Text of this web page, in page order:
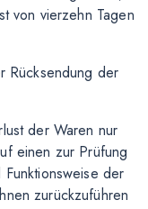
von vierzehn Tagen
Rücksendung der
der Waren nur
einen zur Prüfung
der
zurückzuführen